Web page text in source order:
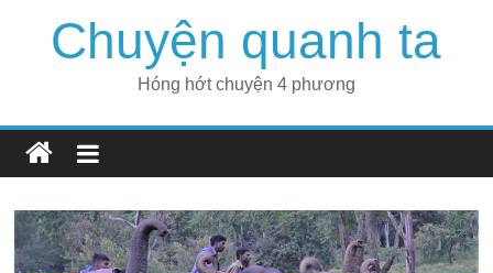
Chuyện quanh ta
Hóng hớt chuyện 4 phương